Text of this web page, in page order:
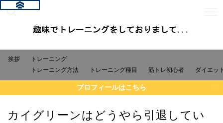
挨拶
トレーニング
トレーニング方法
トレーニング種目 筋トレ初心者 ダイエッ
プロフィールはこちら
カイグリーンはどうやら引退してい